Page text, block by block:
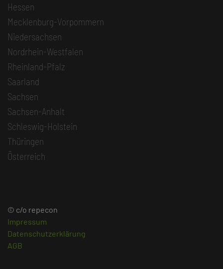
Hessen
Mecklenburg-Vorpommern
Niedersachsen
Nordrhein-Westfalen
Rheinland-Pfalz
Saarland
Sachsen
Sachsen-Anhalt
Schleswig-Holstein
Thüringen
Österreich
© c/o repecon
Impressum
Datenschutzerklärung
AGB